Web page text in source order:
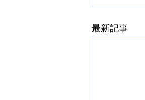
最新記事